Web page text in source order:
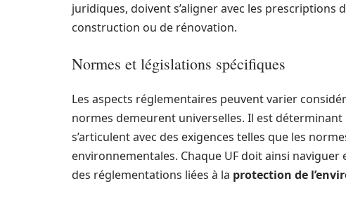
juridiques, doivent s’aligner avec les
construction ou de rénovation.
Normes et législations spécifiques
Les aspects réglementaires peuvent varier
normes demeurent universelles. Il est
s’articulent avec des exigences telles que les
environnementales. Chaque UF doit ainsi
des réglementations liées à la protection de